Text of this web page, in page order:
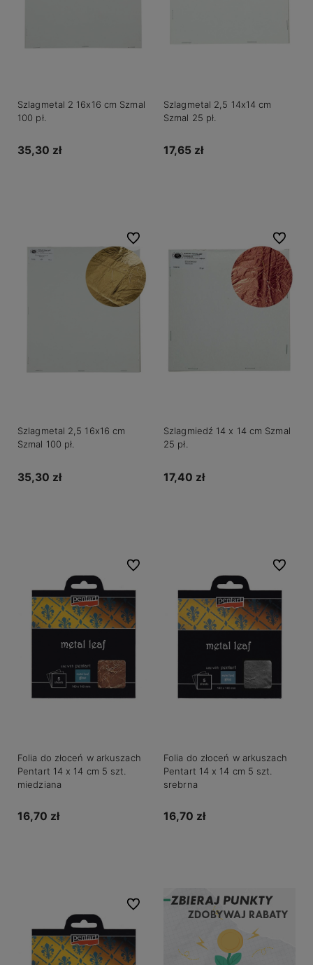
Szlagmetal 2 16x16 cm Szmal
100 pł.
35,30 zł
Szlagmetal 2,5 14x14 cm
Szmal 25 pł.
17,65 zł
Szlagmetal 2,5 16x16 cm
Szmal 100 pł.
35,30 zł
Do ulubionych
Szlagmiedź 14 x 14 cm Szmal
25 pł.
17,40 zł
Do
Folia do złoceń w arkuszach
Pentart 14 x 14 cm 5 szt.
miedziana
16,70 zł
Do ulubionych
Folia do złoceń w arkuszach
Pentart 14 x 14 cm 5 szt.
srebrna
16,70 zł
Do
Do ulubionych